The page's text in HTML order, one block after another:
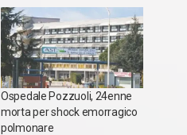
Ospedale Pozzuoli, 24enne
morta per shock emorragico
polmonare